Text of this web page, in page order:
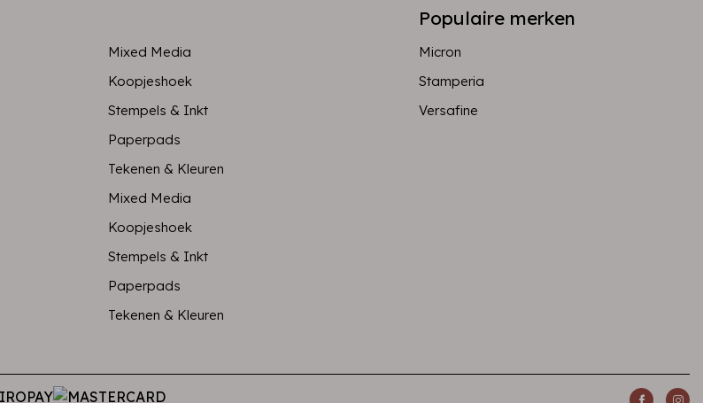
Mixed Media
Koopjeshoek
Stempels & Inkt
Paperpads
Tekenen & Kleuren
Mixed Media
Koopjeshoek
Stempels & Inkt
Paperpads
Tekenen & Kleuren
Populaire merken
Micron
Stamperia
Versafine